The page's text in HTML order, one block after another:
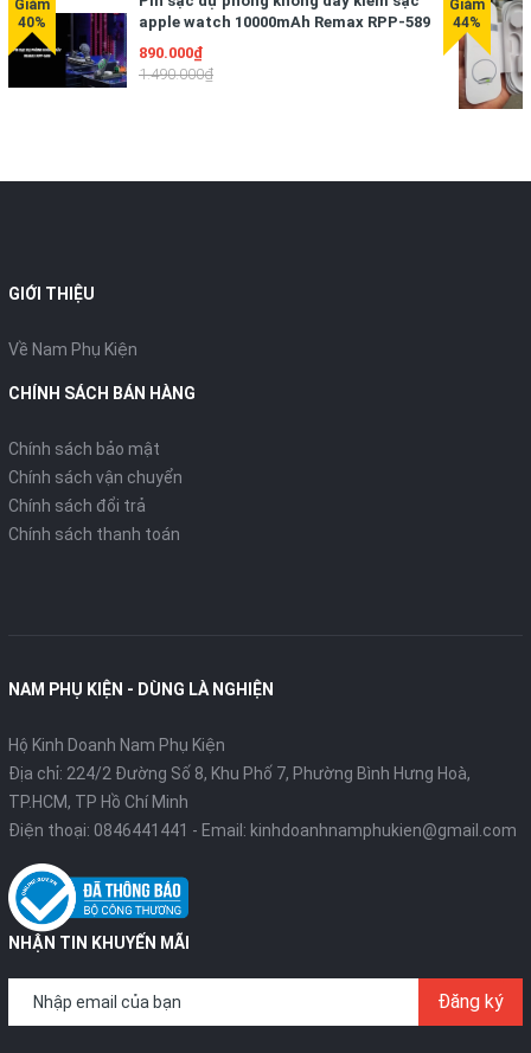
apple watch 10000mAh Remax RPP-589
890.000₫
1.490.000₫
GIỚI THIỆU
Về Nam Phụ Kiện
CHÍNH SÁCH BÁN HÀNG
Chính sách bảo mật
Chính sách vận chuyển
Chính sách đổi trả
Chính sách thanh toán
NAM PHỤ KIỆN - DÙNG LÀ NGHIỆN
Hộ Kinh Doanh Nam Phụ Kiện
Địa chỉ: 224/2 Đường Số 8, Khu Phố 7, Phường Bình Hưng Hoà,
TP.HCM, TP Hồ Chí Minh
Điện thoại: 0846441441 - Email: kinhdoanhnamphukien@gmail.com
NHẬN TIN KHUYẾN MÃI
Đăng ký